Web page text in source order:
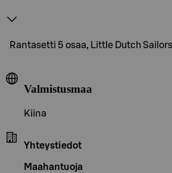
Rantasetti 5 osaa, Little Dutch
Valmistusmaa
Kiina
Yhteystiedot
Maahantuoja